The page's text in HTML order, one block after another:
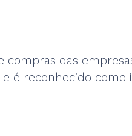
das
é reconhecido como